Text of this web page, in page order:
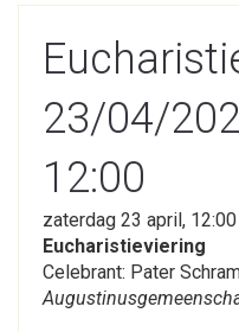
23/04/
12:00
zaterdag 23 april,
Eucharistieviering
Celebrant: Pater